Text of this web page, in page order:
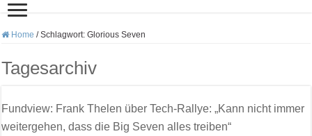
Home / Schlagwort:Glorious Seven
Tagesarchiv
Fundview: Frank Thelen über Tech-Rallye: „Kann nicht immer
weitergehen, dass die Big Seven alles treiben“